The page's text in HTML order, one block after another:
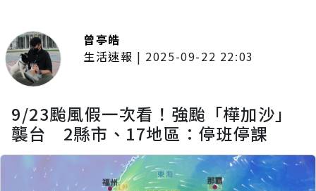
曾亭皓
生活速報 | 2025-09-22 22:03
9/23颱風假一次看！強颱「樺加沙」
襲台 2縣市、17地區：停班停課